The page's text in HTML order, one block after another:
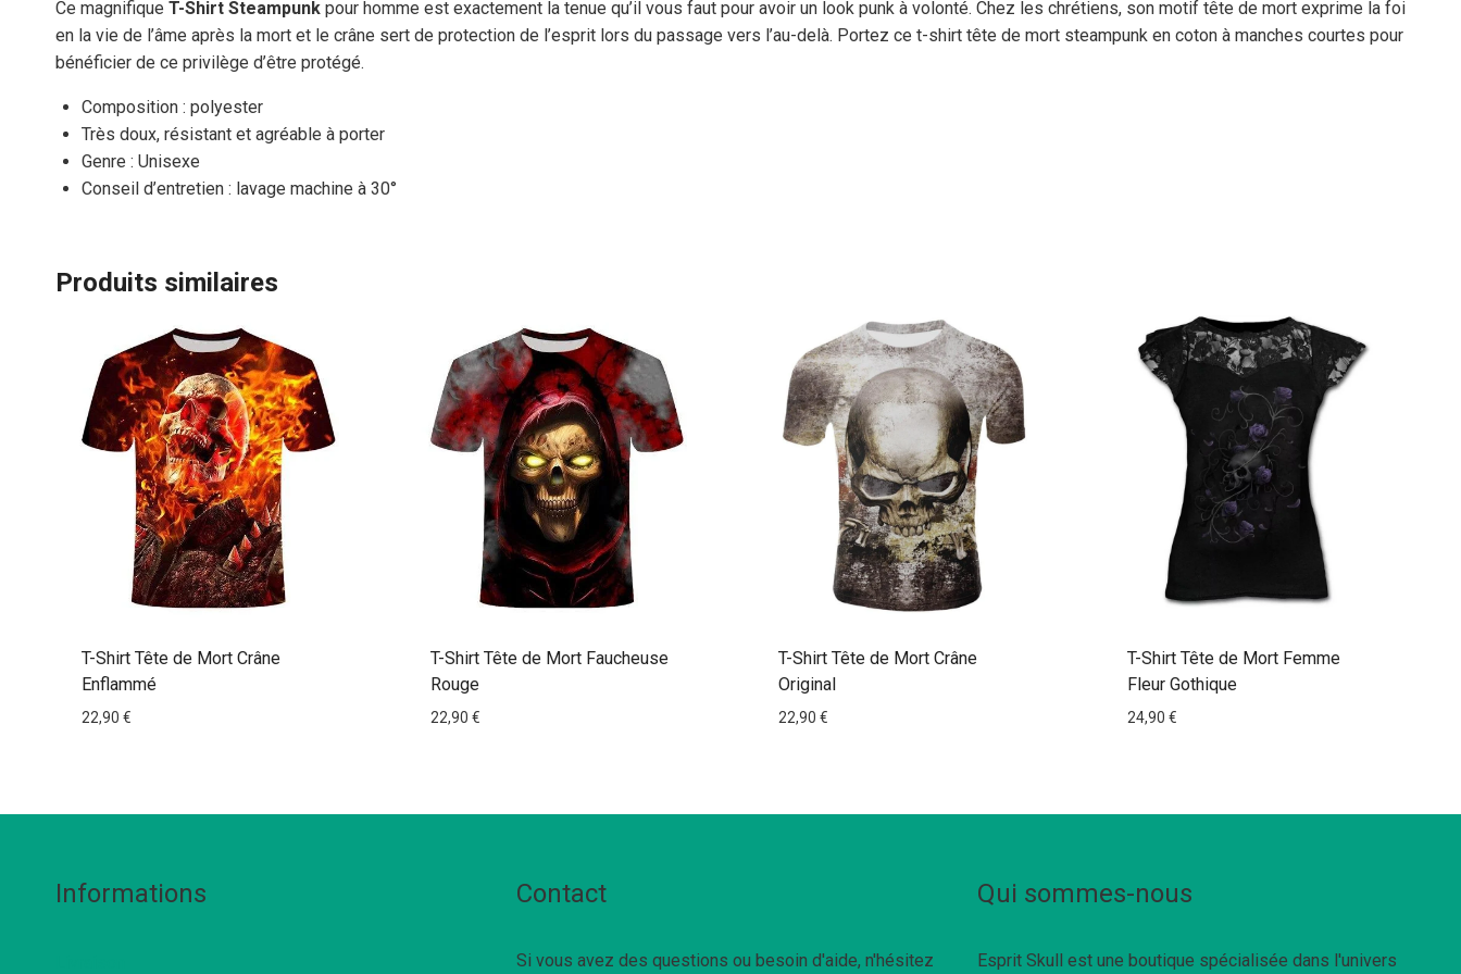
Ce magnifique T-Shirt Steampunk pour homme est exactement la tenue qu’il vous faut pour avoir un look punk à volonté. Chez les chrétiens, son motif tête de mort exprime la foi
en la vie de l’âme après la mort et le crâne sert de protection de l’esprit lors du passage vers l’au-delà. Portez ce t-shirt tête de mort steampunk en coton à manches courtes pour
bénéficier de ce privilège d’être protégé.
Composition : polyester
Très doux, résistant et agréable à porter
Genre : Unisexe
Conseil d’entretien : lavage machine à 30°
Produits similaires
T-Shirt Tête de Mort Crâne
Enflammé
22,90 €
T-Shirt Tête de Mort Faucheuse
Rouge
22,90 €
T-Shirt Tête de Mort Crâne
Original
22,90 €
T-Shirt Tête de Mort Femme
Fleur Gothique
24,90 €
Informations Contact
Si vous avez des questions ou besoin d'aide, n'hésitez
Qui sommes-nous
Esprit Skull est une boutique spécialisée dans l'univers